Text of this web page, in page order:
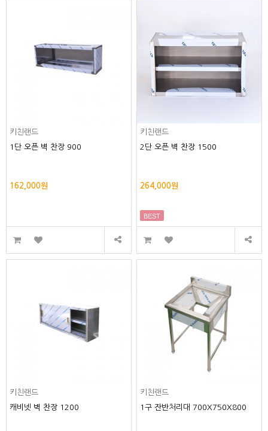
키친랜드
1단 오픈 벽 찬장 900
162,000원
키친랜드
2단 오픈 벽 찬장 1500
264,000원
BEST
키친랜드
캐비넷 벽 찬장 1200
키친랜드
1구 잔반처리대 700X750X800